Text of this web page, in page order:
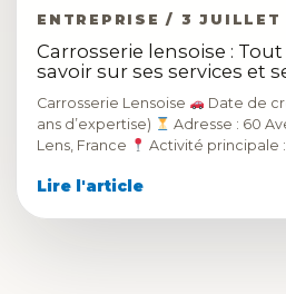
ENTREPRISE / 3 JUILLET
Carrosserie lensoise :
savoir sur ses services et
Carrosserie Lensoise
Date de
ans d’expertise)
Adresse : 60
Lens, France
Activité principale
Lire l'article